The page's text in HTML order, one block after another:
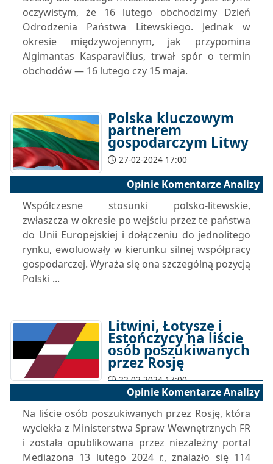
oczywistym, że 16 lutego obchodzimy Dzień
Odrodzenia Państwa Litewskiego. Jednak w
okresie międzywojennym, jak przypomina
Algimantas Kasparavičius, trwał spór o termin
obchodów — 16 lutego czy 15 maja.
Polska kluczowym
partnerem
gospodarczym Litwy
27-02-2024 17:00
Opinie Komentarze Analizy
Współczesne stosunki polsko-litewskie,
zwłaszcza w okresie po wejściu przez te państwa
do Unii Europejskiej i dołączeniu do jednolitego
rynku, ewoluowały w kierunku silnej współpracy
gospodarczej. Wyraża się ona szczególną pozycją
Polski ...
Litwini, Łotysze i
Estończycy na liście
osób poszukiwanych
przez Rosję
22-02-2024 17:00
Opinie Komentarze Analizy
Na liście osób poszukiwanych przez Rosję, która
wyciekła z Ministerstwa Spraw Wewnętrznych FR
i została opublikowana przez niezależny portal
Mediazona 13 lutego 2024 r., znalazło się 114